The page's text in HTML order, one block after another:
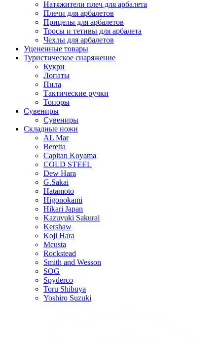
Натяжители плеч для арбалета
Плечи для арбалетов
Прицелы для арбалетов
Тросы и тетивы для арбалета
Чехлы для арбалетов
Уцененные товары
Туристическое снаряжение
Кукри
Лопаты
Пила
Тактические ручки
Топоры
Сувениры
Сувениры
Складные ножи
AL Mar
Beretta
Capitan Koyama
COLD STEEL
Dew Hara
G.Sakai
Hatamoto
Higonokami
Hikari Japan
Kazuyuki Sakurai
Kershaw
Koji Hara
Mcusta
Rockstead
Smith and Wesson
SOG
Spyderco
Toru Shibuya
Yoshiro Suzuki